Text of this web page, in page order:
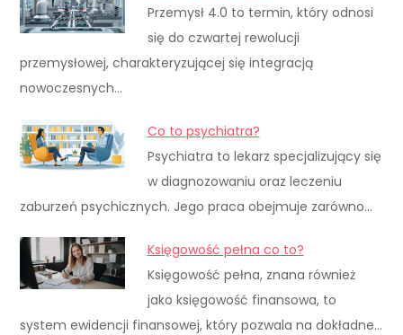
Przemysł 4.0 to termin, który odnosi
się do czwartej rewolucji
przemysłowej, charakteryzującej się integracją
nowoczesnych…
Co to psychiatra?
Psychiatra to lekarz specjalizujący się
w diagnozowaniu oraz leczeniu
zaburzeń psychicznych. Jego praca obejmuje zarówno…
Księgowość pełna co to?
Księgowość pełna, znana również
jako księgowość finansowa, to
system ewidencji finansowej, który pozwala na dokładne…